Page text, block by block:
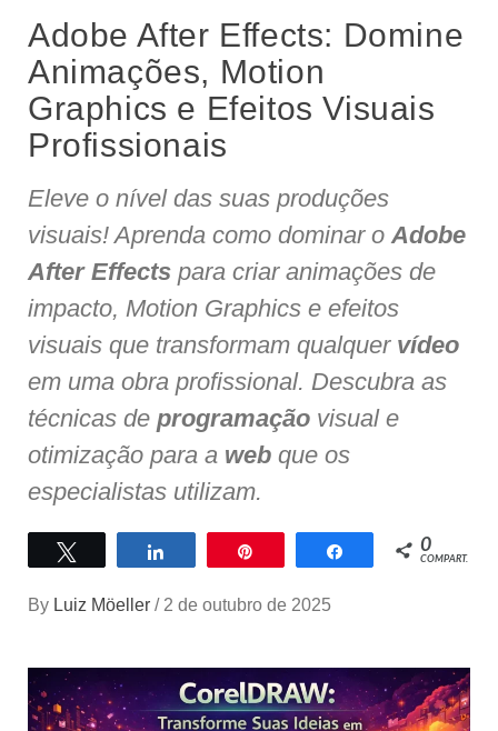
Adobe After Effects: Domine
Animações, Motion
Graphics e Efeitos Visuais
Profissionais
Eleve o nível das suas produções
visuais! Aprenda como dominar oAdobe
After Effects para criar animações de
impacto, Motion Graphics e efeitos
visuais que transformam qualquer vídeo
em uma obra profissional. Descubra as
técnicas de programação visual e
otimização para a web que os
especialistas utilizam.
Compartilhar Compartilhar
0
COMPART.
By Luiz Möeller / 2 de outubro de 2025